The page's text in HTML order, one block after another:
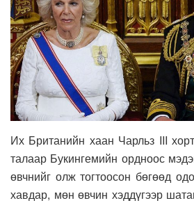
Их Британийн хаан Чарльз III
талаар Букингемийн ордноос
өвчнийг олж тогтоосон бөгөөд
хавдар, мөн өвчин хэддүгээр